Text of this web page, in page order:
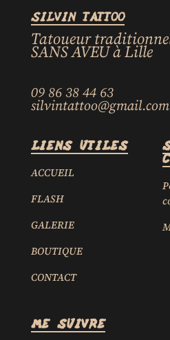
SILVIN TATTOO
Tatoueur
SANS AVEU à Lille
09 86 38 44 63
silvintattoo@gmail.com
LIENS UTILES
ACCUEIL
FLASH
GALERIE
BOUTIQUE
CONTACT
ME SUIVRE